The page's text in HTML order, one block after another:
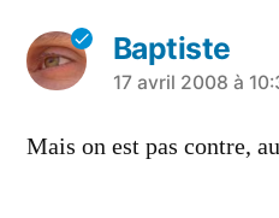
Baptiste
a
dit :
17 avril 2008 à
Mais on est pas contre,